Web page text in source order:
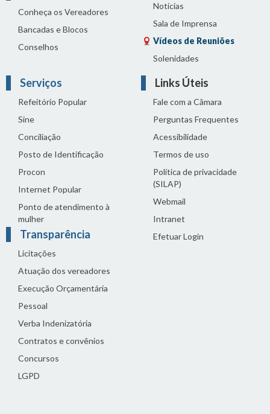
Conheça os Vereadores
Bancadas e Blocos
Conselhos
Notícias
Sala de Imprensa
Vídeos de Reuniões
Solenidades
Serviços
Refeitório Popular
Sine
Conciliação
Posto de Identificação
Procon
Internet Popular
Ponto de atendimento à
mulher
Transparência
Licitações
Atuação dos vereadores
Execução Orçamentária
Pessoal
Verba Indenizatória
Contratos e convênios
Concursos
LGPD
Links Úteis
Fale com a Câmara
Perguntas Frequentes
Acessibilidade
Termos de uso
Política de privacidade
(SILAP)
Webmail
Intranet
Efetuar Login